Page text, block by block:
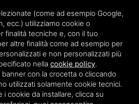
(come ad esempio Google,
ecc.) utilizziamo cookie o
finalità tecniche e, con il tuo
altre finalità come ad esempio per
e non personalizzati più
nella cookie policy.
con la crocetta o cliccando
utilizzati solamente cookie tecnici.
i cookie da installare, clicca su